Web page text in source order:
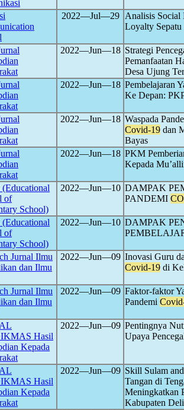
2022―Jul―29
Analisis Social
Loyalty
2022―Jun―18 Strategi
Pemanfaatan
Desa Ujung
2022―Jun―18 Pembelajaran
Ke Depan:
2022―Jun―18 Waspada
Covid-19 dan
Bayas
2022―Jun―18 PKM
Kepada
(Educational
of
School)
2022―Jun―10 DAMPAK
PANDEMI
(Educational
of
School)
2022―Jun―10 DAMPAK
Jurnal Ilmu
dan Ilmu
2022―Jun―09 Inovasi Guru
Covid-19 di
Jurnal Ilmu
dan Ilmu
2022―Jun―09 Faktor-faktor
Pandemi
Hasil
Kepada
2022―Jun―09 Pentingnya
Upaya
Hasil
Kepada
2022―Jun―09 Skill Sulam
Tangan di
Meningkatkan
Kabupaten